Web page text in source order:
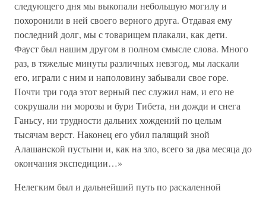
следующего дня мы выкопали небольшую могилу и
похоронили в ней своего верного друга. Отдавая ему
последний долг, мы с товарищем плакали, как дети.
Фауст был нашим другом в полном смысле слова. Много
раз, в тяжелые минуты различных невзгод, мы ласкали
его, играли с ним и наполовину забывали свое горе.
Почти три года этот верный пес служил нам, и его не
сокрушали ни морозы и бури Тибета, ни дожди и снега
Ганьсу, ни трудности дальних хождений по целым
тысячам верст. Наконец его убил палящий зной
Алашанcкой пустыни и, как на зло, всего за два месяца до
окончания экспедиции…»
Нелегким был и дальнейший путь по раскаленной